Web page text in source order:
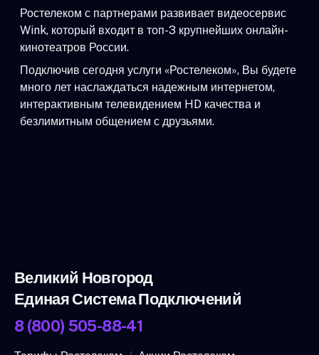
Ростелеком с партнерами развивает видеосервис
Wink, который входит в топ-3 крупнейших онлайн-
кинотеатров России.
Подключив сегодня услуги «Ростелеком», Вы будете
много лет наслаждаться надежным интернетом,
интерактивным телевидением HD качества и
безлимитным общением с друзьями.
Великий Новгород
Единая Система Подключений
8 (800) 505-88-41